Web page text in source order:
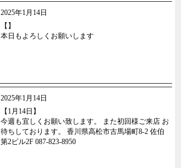
2025年1月14日
【】
本日もよろしくお願いします
2025年1月14日
【1月14日】
今週も宜しくお願い致します。 また初回様ご来店 お
待ちしております。 香川県高松市古馬場町8-2 佐伯
第2ビル2F 087-823-8950